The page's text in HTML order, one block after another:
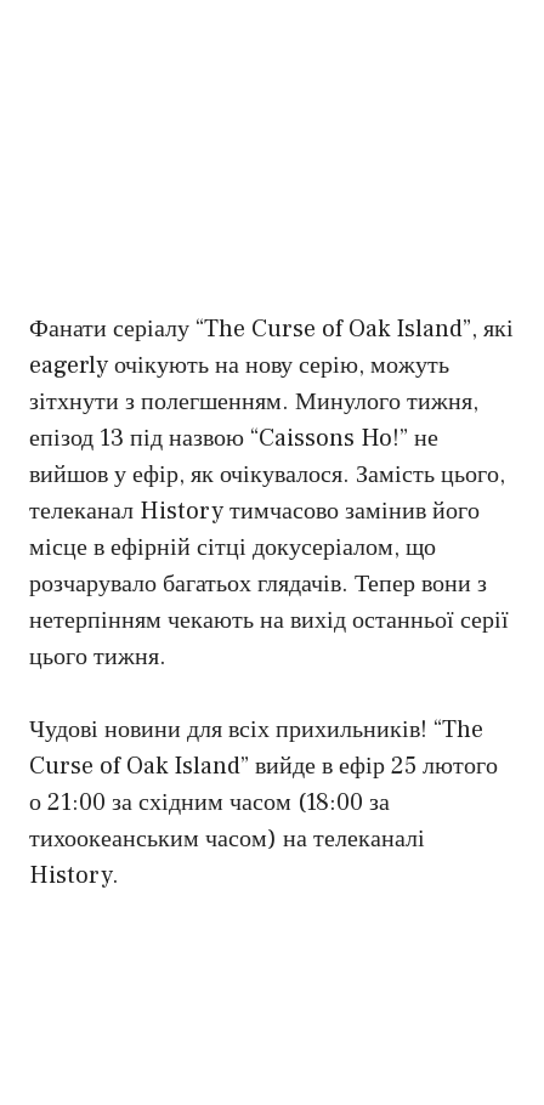
Фанати серіалу “The Curse of Oak Island”, які
eagerly очікують на нову серію, можуть
зітхнути з полегшенням. Минулого тижня,
епізод 13 під назвою “Caissons Ho!” не
вийшов у ефір, як очікувалося. Замість цього,
телеканал History тимчасово замінив його
місце в ефірній сітці докусеріалом, що
розчарувало багатьох глядачів. Тепер вони з
нетерпінням чекають на вихід останньої серії
цього тижня.
Чудові новини для всіх прихильників! “The
Curse of Oak Island” вийде в ефір 25 лютого
о 21:00 за східним часом (18:00 за
тихоокеанським часом) на телеканалі
History.